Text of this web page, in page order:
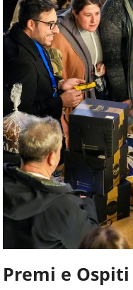
Premi e